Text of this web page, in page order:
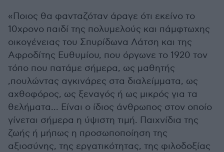
«Ποιος θα φανταζόταν άραγε ότι εκείνο το
10χρονο παιδί της πολυμελούς και πάμφτωχης
οικογένειας του Σπυρίδωνα Λάτση και της
Αφροδίτης Ευθυμίου, που όργωνε το 1920 τον
τόπο που πατάμε σήμερα, ως μαθητής
,πουλώντας αγκινάρες στα διαλείμματα, ως
αχθοφόρος, ως ξεναγός ή ως μικρός για τα
θελήματα... Είναι ο ίδιος άνθρωπος στον οποίο
γίνεται σήμερα η ύψιστη τιμή. Παιχνίδια της
ζωής ή μήπως η προσωποποίηση της
αξιοσύνης, της εργατικότητας, της φιλοδοξίας